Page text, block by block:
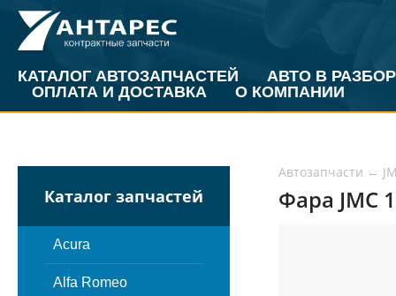
КАТАЛОГ АВТОЗАПЧАСТЕЙ
АВТО В РАЗБОР
ОПЛАТА И ДОСТАВКА
О КОМПАНИИ
Каталог запчастей
Acura
Alfa Romeo
Автозапчасти ←
Фара JMC